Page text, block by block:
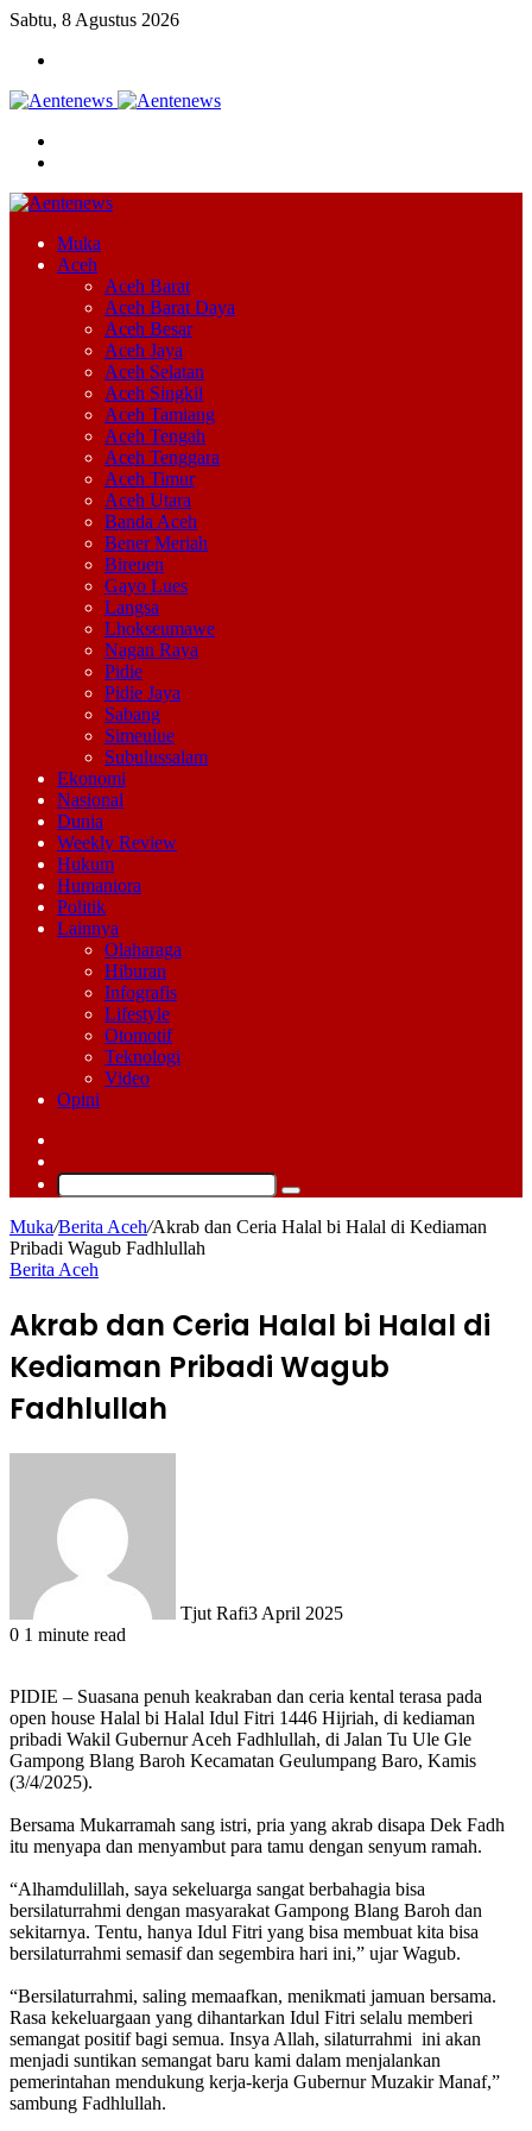
Sabtu, 8 Agustus 2026
Muka
Aceh
Aceh Barat
Aceh Barat Daya
Aceh Besar
Aceh Jaya
Aceh Selatan
Aceh Singkil
Aceh Tamiang
Aceh Tengah
Aceh Tenggara
Aceh Timur
Aceh Utara
Banda Aceh
Bener Meriah
Bireuen
Gayo Lues
Langsa
Lhokseumawe
Nagan Raya
Pidie
Pidie Jaya
Sabang
Simeulue
Subulussalam
Ekonomi
Nasional
Dunia
Weekly Review
Hukum
Humaniora
Politik
Lainnya
Olaharaga
Hiburan
Infografis
Lifestyle
Otomotif
Teknologi
Video
Opini
skin
Cari
Muka/Berita Aceh/Akrab dan Ceria Halal bi Halal di Kediaman
Pribadi Wagub Fadhlullah
Berita Aceh
Akrab dan Ceria Halal bi Halal di
Kediaman Pribadi Wagub
Fadhlullah
Tjut Rafi3 April 2025
0 1 minute read
PIDIE – Suasana penuh keakraban dan ceria kental terasa pada
open house Halal bi Halal Idul Fitri 1446 Hijriah, di kediaman
pribadi Wakil Gubernur Aceh Fadhlullah, di Jalan Tu Ule Gle
Gampong Blang Baroh Kecamatan Geulumpang Baro, Kamis
(3/4/2025).
Bersama Mukarramah sang istri, pria yang akrab disapa Dek Fadh
itu menyapa dan menyambut para tamu dengan senyum ramah.
“Alhamdulillah, saya sekeluarga sangat berbahagia bisa
bersilaturrahmi dengan masyarakat Gampong Blang Baroh dan
sekitarnya. Tentu, hanya Idul Fitri yang bisa membuat kita bisa
bersilaturrahmi semasif dan segembira hari ini,” ujar Wagub.
“Bersilaturrahmi, saling memaafkan, menikmati jamuan bersama.
Rasa kekeluargaan yang dihantarkan Idul Fitri selalu memberi
semangat positif bagi semua. Insya Allah, silaturrahmi ini akan
menjadi suntikan semangat baru kami dalam menjalankan
pemerintahan mendukung kerja-kerja Gubernur Muzakir Manaf,”
sambung Fadhlullah.